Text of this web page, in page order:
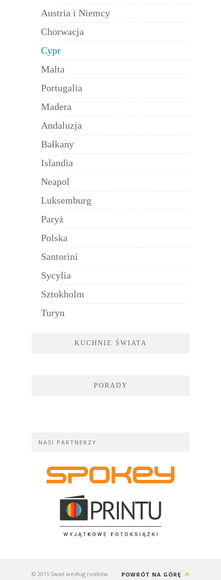
Austria i Niemcy
Chorwacja
Cypr
Malta
Portugalia
Madera
Andaluzja
Bałkany
Islandia
Neapol
Luksemburg
Paryż
Polska
Santorini
Sycylia
Sztokholm
Turyn
KUCHNIE ŚWIATA
PORADY
NASI PARTNERZY
© 2015 Świat według rostków POWRÓT NA GÓRĘ